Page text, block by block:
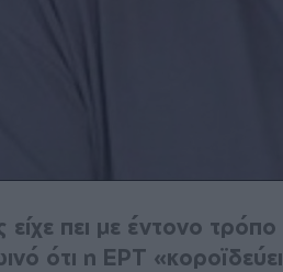
πει με έντονο τρόπο
ότι η ΕΡΤ «κοροϊδεύει